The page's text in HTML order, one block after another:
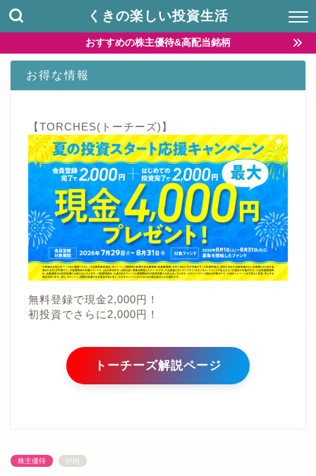
くきの楽しい投資生活
おすすめの株主優待&高配当銘柄
お得な情報
【TORCHES(トーチーズ)】
無料登録で現金2,000円！
初投資でさらに2,000円！
トーチーズ解説ページ
株主優待 [PR]